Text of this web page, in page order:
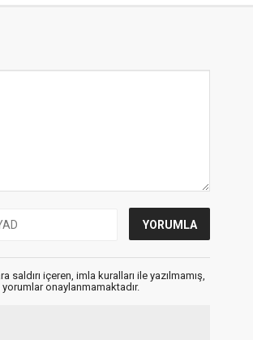
içeren, imla kuralları ile yazılmamış,
onaylanmamaktadır.